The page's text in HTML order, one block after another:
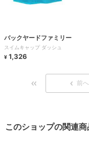
バックヤードファミリー
スイムキャップ ダッシュ
¥ 1,326
前へ
このショップの関連商